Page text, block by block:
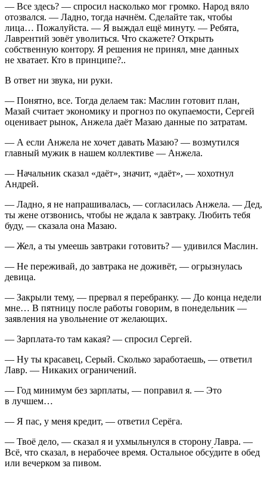
— Все здесь? — спросил насколько мог громко. Народ вяло
отозвался. — Ладно, тогда начнём. Сделайте так, чтобы
лица… Пожалуйста. — Я выждал ещё минуту. — Ребята,
Лаврентий зовёт уволиться. Что скажете? Открыть
собственную контору. Я решения не принял, мне данных
не хватает. Кто в принципе?..
В ответ ни звука, ни руки.
— Понятно, все. Тогда делаем так: Маслин готовит план,
Мазай считает экономику и прогноз по окупаемости, Сергей
оценивает рынок, Анжела даёт Мазаю данные по затратам.
— А если Анжела не хочет давать Мазаю? — возмутился
главный мужик в нашем коллективе — Анжела.
— Начальник сказал «даёт», значит, «даёт», — хохотнул
Андрей.
— Ладно, я не напрашивалась, — согласилась Анжела. — Дед,
ты жене отзвонись, чтобы не ждала к завтраку. Любить тебя
буду, — сказала она Мазаю.
— Жел, а ты умеешь завтраки готовить? — удивился Маслин.
— Не переживай, до завтрака не доживёт, — огрызнулась
девица.
— Закрыли тему, — прервал я перебранку. — До конца недели
мне… В пятницу после работы говорим, в понедельник —
заявления на увольнение от желающих.
— Зарплата-то там какая? — спросил Сергей.
— Ну ты красавец, Серый. Сколько заработаешь, — ответил
Лавр. — Никаких ограничений.
— Год минимум без зарплаты, — поправил я. — Это
в лучшем…
— Я пас, у меня кредит, — ответил Серёга.
— Твоё дело, — сказал я и ухмыльнулся в сторону Лавра. —
Всё, что сказал, в нерабочее время. Остальное обсу́дите в обед
или вечерком за пивом.